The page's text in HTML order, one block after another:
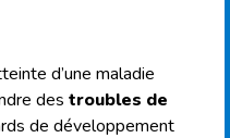
d’une maladie
des troubles de
de développement